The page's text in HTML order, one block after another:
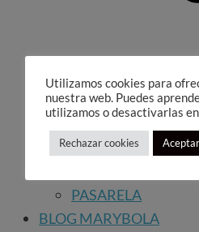
PASARELA
BLOG MARYBOLA
Utilizamos cookies para
nuestra web. Puedes
utilizamos o desactivarlas
Rechazar cookies